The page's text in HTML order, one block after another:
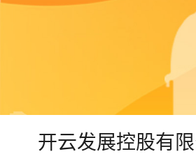
开云发展控股有